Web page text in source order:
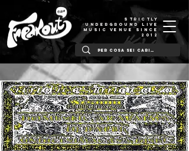
STRICTLY
UNDERGROUND LIVE
MUSIC VENUE SINCE
2012